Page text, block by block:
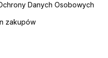
Danych Osobowych
zakupów